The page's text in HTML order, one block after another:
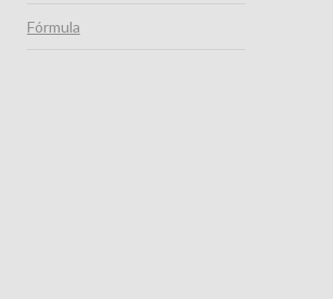
Fórmula